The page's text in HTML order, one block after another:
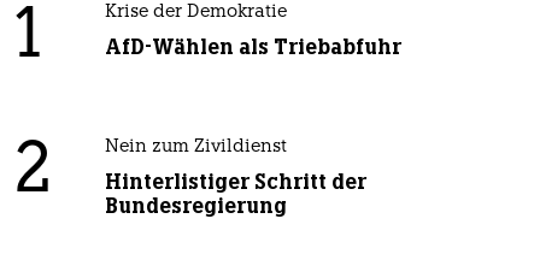
1 Krise der Demokratie
AfD-Wählen als Triebabfuhr
2 Nein zum Zivildienst
Hinterlistiger Schritt der
Bundesregierung